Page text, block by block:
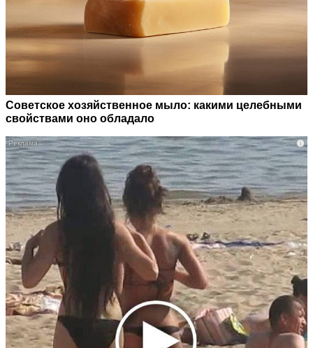
Советское хозяйственное мыло: какими целебными
свойствами оно обладало
i